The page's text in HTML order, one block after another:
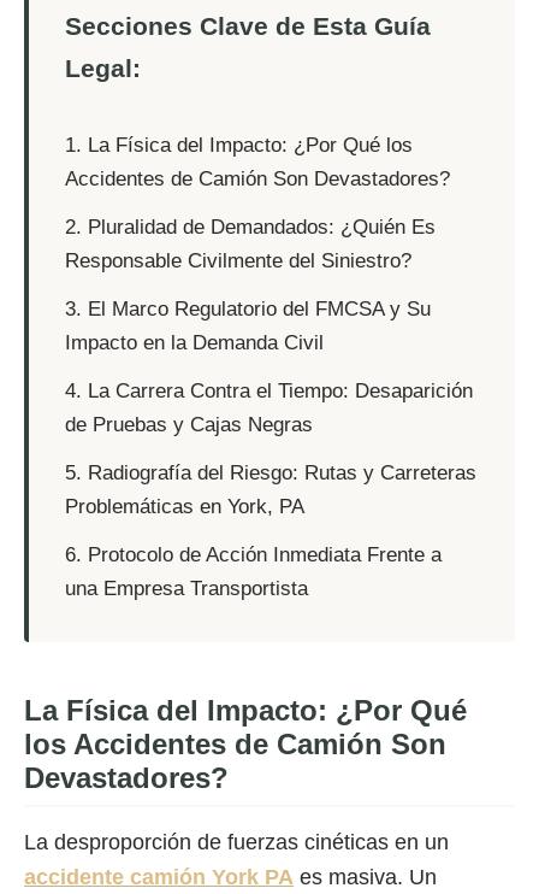
Secciones Clave de Esta Guía
Legal:
1. La Física del Impacto: ¿Por Qué los
Accidentes de Camión Son Devastadores?
2. Pluralidad de Demandados: ¿Quién Es
Responsable Civilmente del Siniestro?
3. El Marco Regulatorio del FMCSA y Su
Impacto en la Demanda Civil
4. La Carrera Contra el Tiempo: Desaparición
de Pruebas y Cajas Negras
5. Radiografía del Riesgo: Rutas y Carreteras
Problemáticas en York, PA
6. Protocolo de Acción Inmediata Frente a
una Empresa Transportista
La Física del Impacto: ¿Por Qué
los Accidentes de Camión Son
Devastadores?
La desproporción de fuerzas cinéticas en un
accidente camión York PA es masiva. Un